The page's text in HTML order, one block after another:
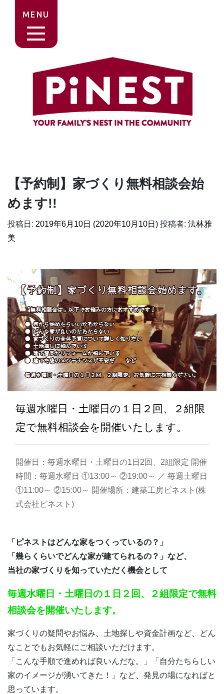
MENU
【予約制】家づくり無料相談会始
めます!!
投稿日: 2019年6月10日 (2020年10月10日) 投稿者: 法林雅
美
毎週水曜日・土曜日の１日２回、２組限
定で無料相談会を開催いたします。
開催日： 毎週水曜日・土曜日の1日2回、2組限定 開催
時間： 毎週水曜日 ①13:00～ ②19:00～ ／ 毎週土曜日
①11:00～ ②15:00～ 開催場所： 建築工房ピネスト(株
式会社ピネスト)
「ピネストはどんな家をつくっているの？」
「幾らくらいでどんな家が建てられるの？」など、
当社の家づくりを知っていただく機会として
毎週水曜日・土曜日の１日２回、２組限定で無料
相談会を開催いたします。
家づくりの疑問やお悩み、土地探しや資金計画など、どん
なことでもお気軽にご相談いただけます。
「こんな手順で進めれば良いんだな。」「自分たちらしい
家のイメージが湧いてきた！」など、発見の場になればと
思っています。